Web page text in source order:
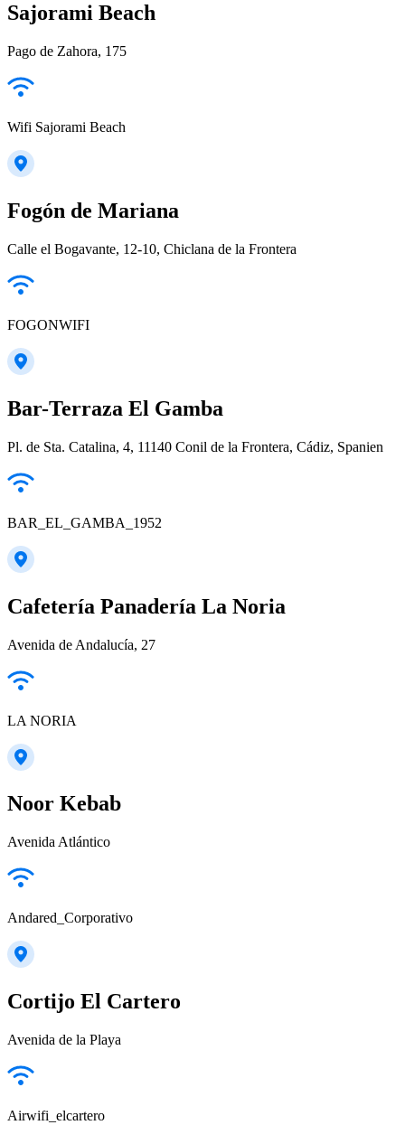
Sajorami Beach
Pago de Zahora, 175
Wifi Sajorami Beach
Fogón de Mariana
Calle el Bogavante, 12-10, Chiclana de la Frontera
FOGONWIFI
Bar-Terraza El Gamba
Pl. de Sta. Catalina, 4, 11140 Conil de la Frontera, Cádiz, Spanien
BAR_EL_GAMBA_1952
Cafetería Panadería La Noria
Avenida de Andalucía, 27
LA NORIA
Noor Kebab
Avenida Atlántico
Andared_Corporativo
Cortijo El Cartero
Avenida de la Playa
Airwifi_elcartero